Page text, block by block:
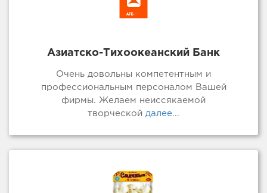
Азиатско-Тихоокеанский Банк
Очень довольны компетентным и
профессиональным персоналом Вашей
фирмы. Желаем неиссякаемой
творческой далее...